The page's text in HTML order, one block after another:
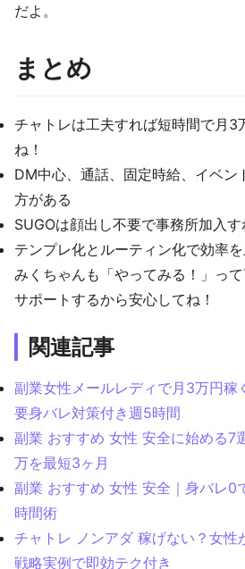
だよ。
まとめ
チャトレは工夫すれば短時間で月3
ね！
DM中心、通話、固定時給、イベン
方がある
SUGOは顔出し不要で事務所加入
テンプレ化とルーティン化で効率
みくちゃんも「やってみる！」っ
サポートするから安心してね！
関連記事
副業女性メールレディで月3万円稼
要身バレ対策付き週5時間
副業 おすすめ 女性 安全に始める7
万を最短3ヶ月
副業 おすすめ 女性 安全｜身バレ0
時間術
チャトレ ノンアダ 稼げない？女性
戦略実例で即効テク付き